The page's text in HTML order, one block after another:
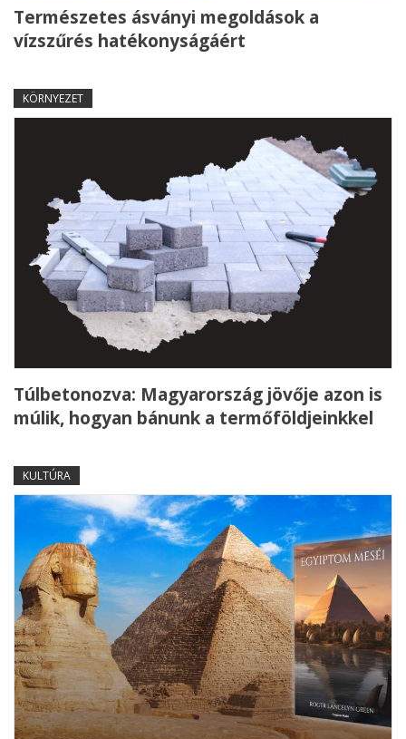
Természetes ásványi megoldások a
vízszűrés hatékonyságáért
KÖRNYEZET
Túlbetonozva: Magyarország jövője azon is
múlik, hogyan bánunk a termőföldjeinkkel
KULTÚRA